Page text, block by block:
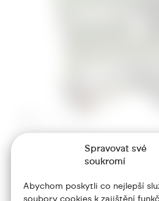
Spravovat své
soukromí
Abychom poskytli co nejlepší
soubory cookies k zajištění
+420 773